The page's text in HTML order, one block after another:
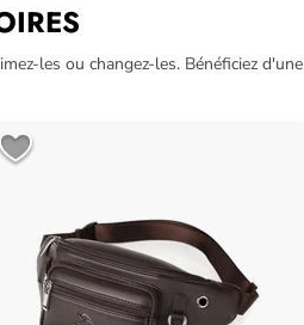
les ou changez-les. Bénéficiez d'une